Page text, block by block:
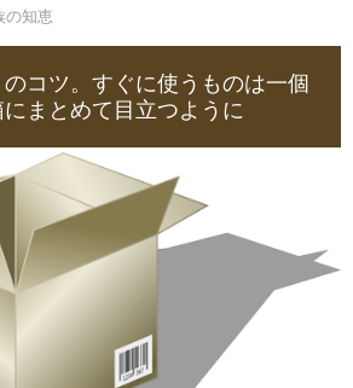
の知恵
コツ。すぐに使うものは一個
まとめて目立つように